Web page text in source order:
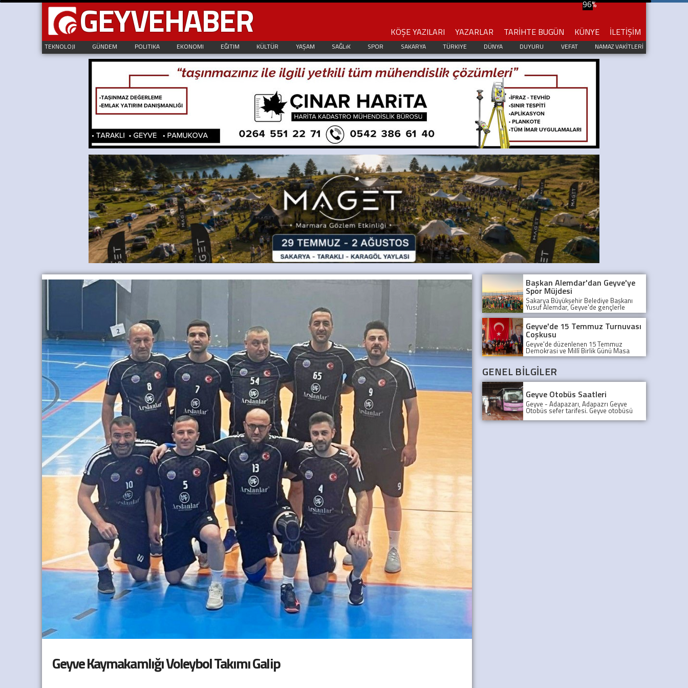
GEYVEHABER KÖŞE YAZILARI YAZARLAR TARİHTE BUGÜN KÜNYE İLETİŞİM
TEKNOLOJI GÜNDEM POLITIKA EKONOMI EĞITIM KÜLTÜR YAŞAM SAĞLıK SPOR SAKARYA TÜRKIYE DÜNYA DUYURU VEFAT NAMAZ VAKİTLERİ
Geyve Kaymakamlığı Voleybol Takımı Galip
Başkan Alemdar'dan Geyve'ye
Spor Müjdesi
Sakarya Büyükşehir Belediye Başkanı
Yusuf Alemdar, Geyve'de gençlerle
buluşarak spor yatırımlarının önemine
dikkat çekti ve yeni sahaları inceledi.
Geyve'de 15 Temmuz Turnuvası
Coşkusu
Geyve'de düzenlenen 15 Temmuz
Demokrasi ve Millî Birlik Günü Masa
Tenisi Turnuvası büyük bir coşkuyla
tamamlandı.
GENEL BİLGİLER
Geyve Otobüs Saatleri
Geyve - Adapazarı, Adapazrı Geyve
Otobüs sefer tarifesi. Geyve otobüsü
kaçta kalkıyor? Adapazarından son
Geyve Otobüsü, Sefer tarifesi, geyve